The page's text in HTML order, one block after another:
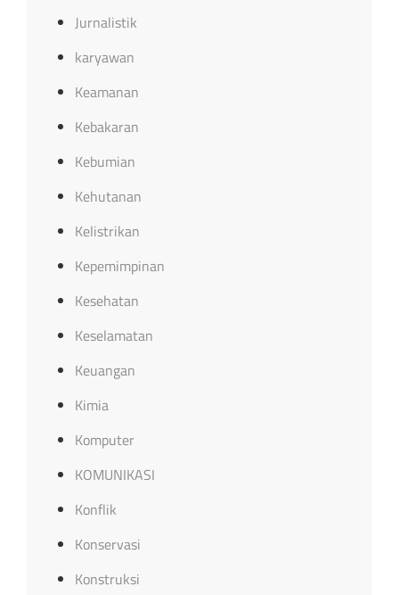
Jurnalistik
karyawan
Keamanan
Kebakaran
Kebumian
Kehutanan
Kelistrikan
Kepemimpinan
Kesehatan
Keselamatan
Keuangan
Kimia
Komputer
KOMUNIKASI
Konflik
Konservasi
Konstruksi